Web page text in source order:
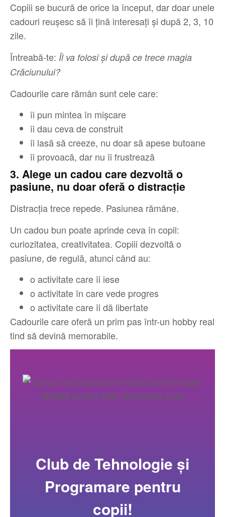
Copiii se bucură de orice la început, dar doar unele
cadouri reușesc să îi țină interesați și după 2, 3, 10
zile.
Întreabă-te: Îl va folosi și după ce trece magia
Crăciunului?
Cadourile care rămân sunt cele care:
îi pun mintea în mișcare
îi dau ceva de construit
îi lasă să creeze, nu doar să apese butoane
îi provoacă, dar nu îi frustrează
3. Alege un cadou care dezvoltă o
pasiune, nu doar oferă o distracție
Distracția trece repede. Pasiunea rămâne.
Un cadou bun poate aprinde ceva în copil:
curiozitatea, creativitatea. Copiii dezvoltă o
pasiune, de regulă, atunci când au:
o activitate care îi iese
o activitate în care vede progres
o activitate care îi dă libertate
Cadourile care oferă un prim pas într-un hobby real
tind să devină memorabile.
Club de Tehnologie și
Programare pentru
copii!